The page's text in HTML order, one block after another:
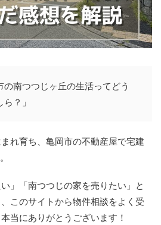
の南つつじヶ丘の生活ってどう
？」
れ育ち、亀岡市の不動産屋で宅建
」「南つつじの家を売りたい」と
このサイトから物件相談をよく受
当にありがとうございます！